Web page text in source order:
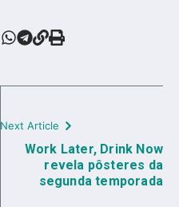
Next Article
Work Later, Drink Now
revela pôsteres da
segunda temporada